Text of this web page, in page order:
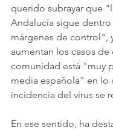
querido subrayar que
Andalucía sigue
márgenes de control",
aumentan los casos
comunidad está "muy
media española" en lo
incidencia del virus se
En ese sentido, ha